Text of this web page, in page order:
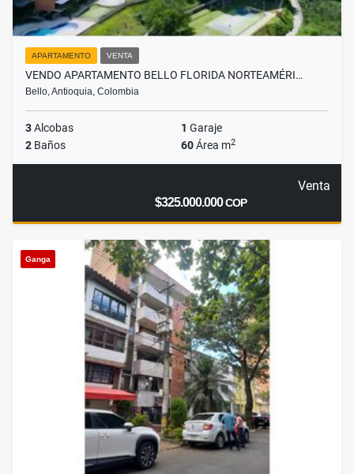
APARTAMENTO VENTA
VENDO APARTAMENTO BELLO FLORIDA NORTEAMÉRI…
Bello, Antioquia, Colombia
3Alcobas 1 Garaje
2 Baños 60Área m2
Venta
$325.000.000COP
Ganga